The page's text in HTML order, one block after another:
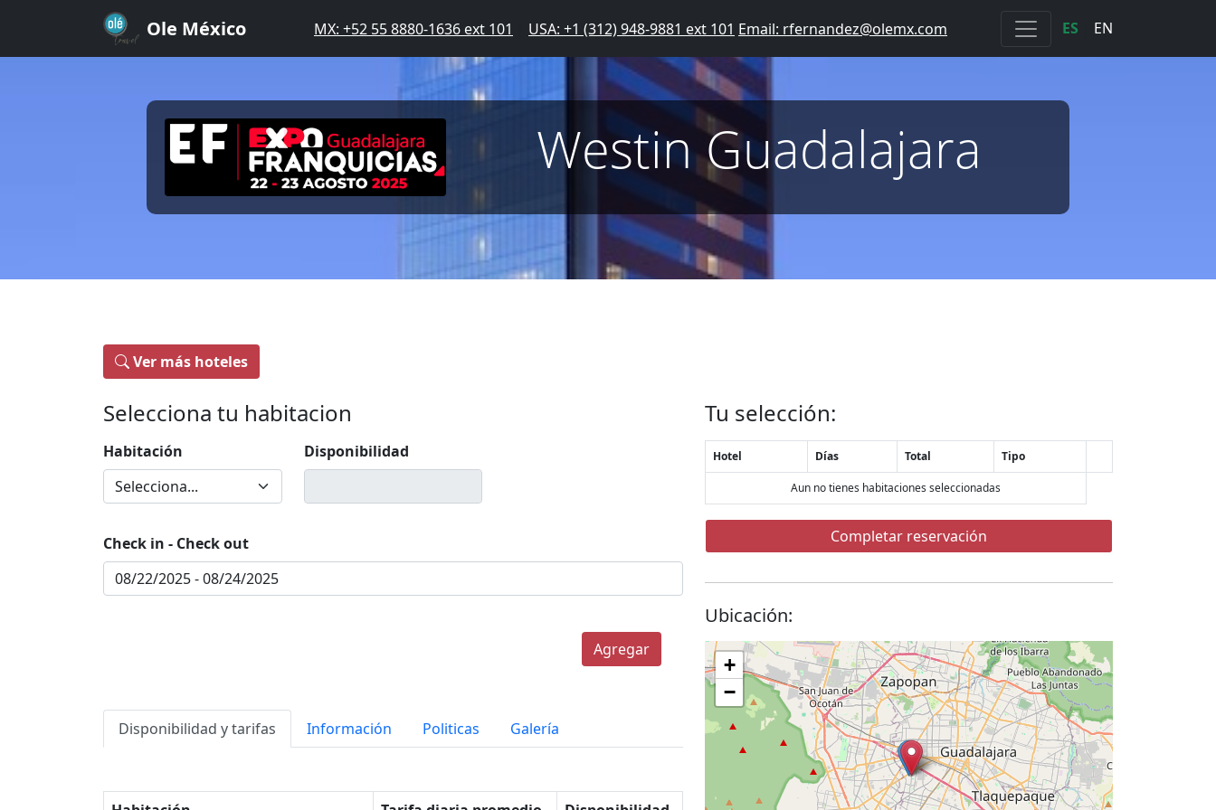
Ole México MX: +52 55 8880-1636 ext 101 USA: +1 (312) 948-9881 ext 101 Email: rfernandez@olemx.com ES EN
Westin Guadalajara
Ver más hoteles
Selecciona tu habitacion
Habitación Disponibilidad
Check in - Check out
Agregar
Disponibilidad y tarifas Información Politicas Galería
Tu selección:
Hotel Días Total Tipo
Aun no tienes habitaciones seleccionadas
Completar reservación
Ubicación:
+
−